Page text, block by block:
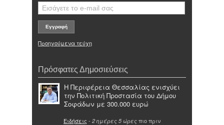
Προηγούμενα τεύχη
Πρόσφατες Δημοσιεύσεις
Η Περιφέρεια Θεσσαλίας ενισχύει
την Πολιτική Προστασία του Δήμου
Σοφάδων με 300.000 ευρώ
Ειδήσεις - 2 ημέρες 5 ώρες πιο πριν